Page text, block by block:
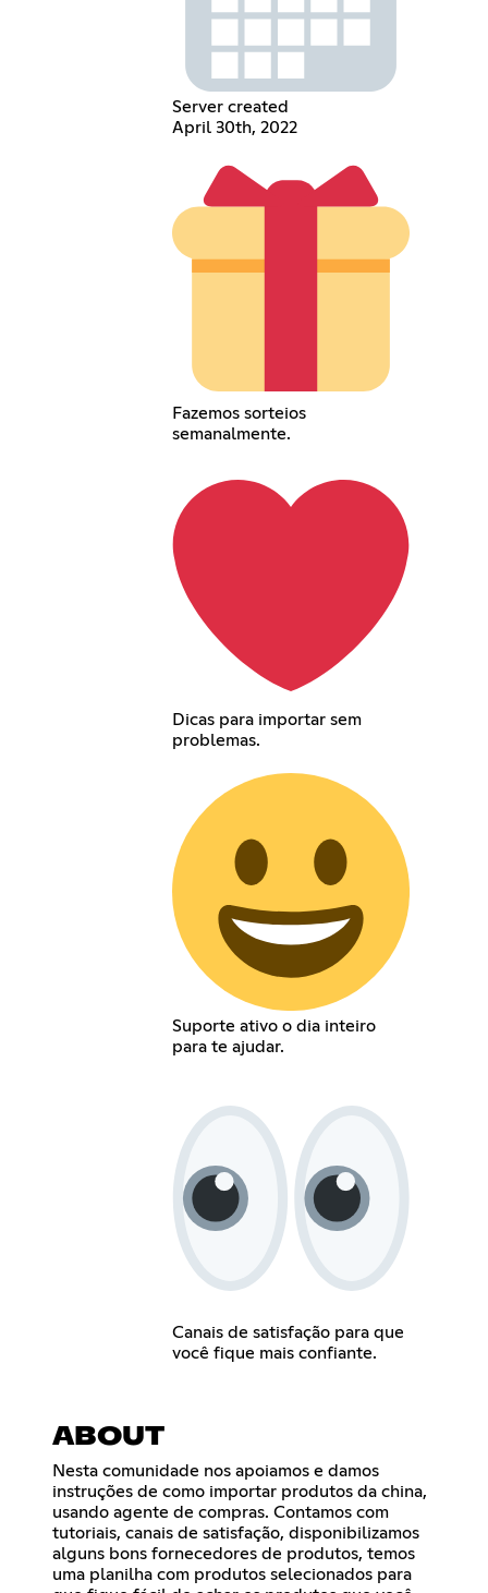
Server created
April 30th, 2022
Fazemos sorteios
semanalmente.
Dicas para importar sem
problemas.
Suporte ativo o dia inteiro
para te ajudar.
Canais de satisfação para que
você fique mais confiante.
ABOUT
Nesta comunidade nos apoiamos e damos
instruções de como importar produtos da china,
usando agente de compras. Contamos com
tutoriais, canais de satisfação, disponibilizamos
alguns bons fornecedores de produtos, temos
uma planilha com produtos selecionados para